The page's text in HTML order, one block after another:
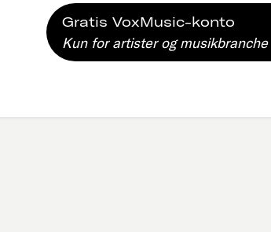
Gratis VoxMusic-konto
Kun for artister og musikbranche